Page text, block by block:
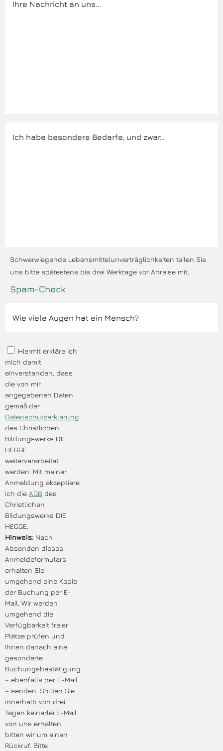
Schwerwiegende Lebensmittelunverträglichkeiten teilen Sie
uns bitte spätestens bis drei Werktage vor Anreise mit.
Spam-Check
Hiermit erkläre ich
mich damit
einverstanden, dass
die von mir
angegebenen Daten
gemäß der
Datenschutzerklärung
des Christlichen
Bildungswerks DIE
HEGGE
weiterverarbeitet
werden. Mit meiner
Anmeldung akzeptiere
ich die AGB des
Christlichen
Bildungswerks DIE
HEGGE.
Hinweis: Nach
Absenden dieses
Anmeldeformulars
erhalten Sie
umgehend eine Kopie
der Buchung per E-
Mail. Wir werden
umgehend die
Verfügbarkeit freier
Plätze prüfen und
Ihnen danach eine
gesonderte
Buchungsbestätigung
– ebenfalls per E-Mail
– senden. Sollten Sie
innerhalb von drei
Tagen keinerlei E-Mail
von uns erhalten
bitten wir um einen
Rückruf. Bitte